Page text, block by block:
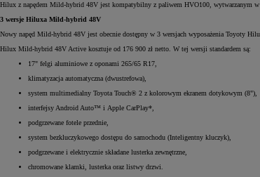
Hilux z napędem Mild-hybrid 48V jest kompatybilny z paliwem HVO100, wytwarzanym w
3 wersje Hiluxa Mild-hybrid 48V
Nowy napęd Mild-hybrid 48V jest obecnie dostępny w 3 wersjach wyposażenia Toyoty
Hilux Mild-hybrid 48V Active kosztuje od 176 900 zł netto. W tej wersji standardem są:
17" felgi aluminiowe z oponami 265/65 R17,
klimatyzacja automatyczna (dwustrefowa),
system multimedialny Toyota Touch® 2 z kolorowym ekranem dotykowym (8"),
interfejsy Android Auto™ i Apple CarPlay*,
podgrzewane fotele przednie,
system bezkluczykowego dostępu do samochodu (Inteligentny kluczyk),
podgrzewane i elektrycznie składane lusterka zewnętrzne,
chromowane klamki, lusterka oraz listwy drzwi.